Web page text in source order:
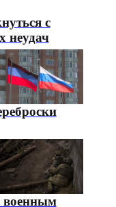
с
неудач
военным